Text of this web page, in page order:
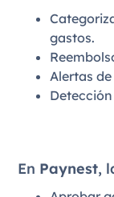
gastos.
Alertas
En Paynest,